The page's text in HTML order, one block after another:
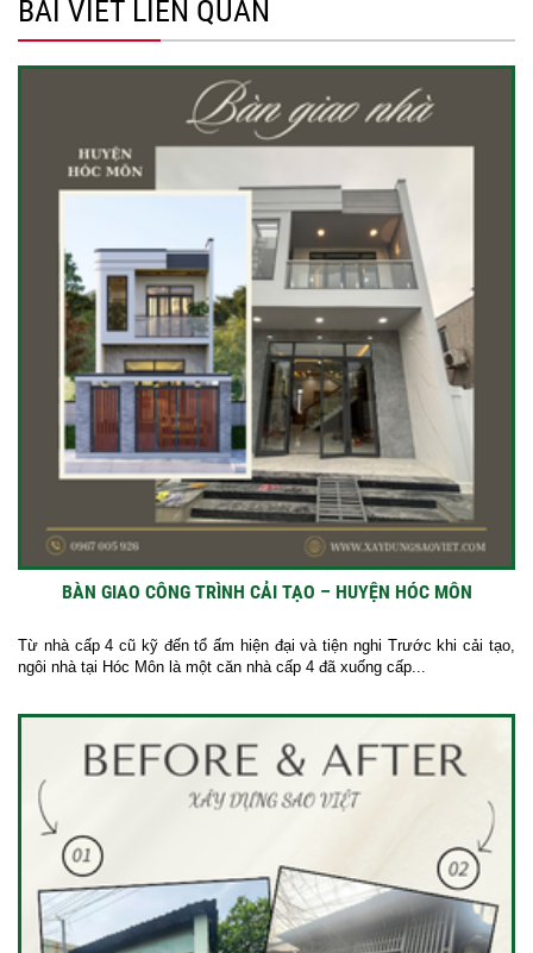
BÀI VIẾT LIÊN QUAN
BÀN GIAO CÔNG TRÌNH CẢI TẠO – HUYỆN HÓC MÔN
Từ nhà cấp 4 cũ kỹ đến tổ ấm hiện đại và tiện nghi Trước khi cải tạo,
ngôi nhà tại Hóc Môn là một căn nhà cấp 4 đã xuống cấp...